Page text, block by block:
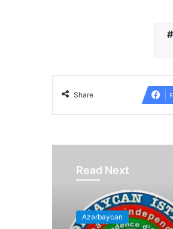
Share
Read Next
Azərbaycan